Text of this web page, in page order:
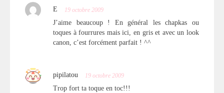
E 19 octobre 2009
J’aime beaucoup ! En général les chapkas ou
toques à fourrures mais ici, en gris et avec un look
canon, c’est forcément parfait ! ^^
pipilatou 19 octobre 2009
Trop fort ta toque en toc!!!